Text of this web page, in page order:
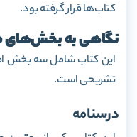
کتاب‌ها قرار گرفته بود.
نگاهی به بخش‌های
این کتاب شامل سه بخش
تشریحی است.
درسنامه